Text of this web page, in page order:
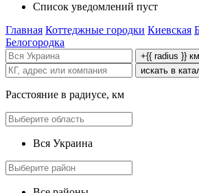
Список уведомлений пуст
Главная Коттеджные городки Киевская
Белогородка
+{{ radius }} км
искать в
Расстояние в радиусе, км
Вся Украина